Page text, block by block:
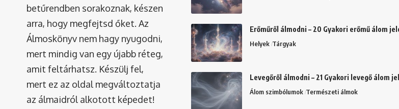
betűrendben sorakoznak, készen
arra, hogy megfejtsd őket. Az
Álmoskönyv nem hagy nyugodni,
mert mindig van egy újabb réteg,
amit feltárhatsz. Készülj fel,
mert ez az oldal megváltoztatja
az álmaidról alkotott képedet!
Erőműről álmodni – 20 Gyakori erőmű álom
Helyek Tárgyak
Levegőről álmodni – 21 Gyakori levegő álom
Álom szimbólumok Természeti álmok